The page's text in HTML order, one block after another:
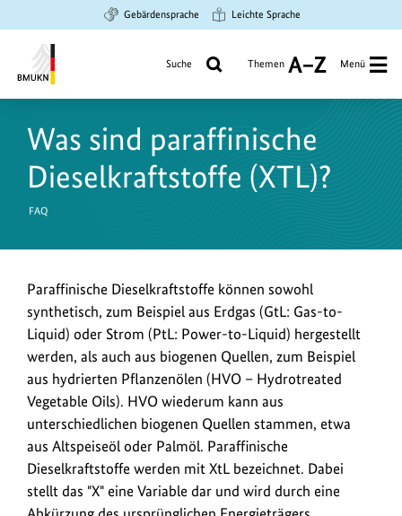
Hauptinhalt
springen
Suche
springen
Hauptnavigation
springen
Gebärdensprache Leichte Sprache
Umwelt,
Naturschutz
Suche Themen
A
Z
Menü
Was sind paraffinische
Dieselkraftstoffe (XTL)?
FAQ
Paraffinische Dieselkraftstoffe können sowohl
synthetisch, zum Beispiel aus Erdgas (GtL: Gas-to-
Liquid) oder Strom (PtL: Power-to-Liquid) hergestellt
werden, als auch aus biogenen Quellen, zum Beispiel
aus hydrierten Pflanzenölen (HVO – Hydrotreated
Vegetable Oils). HVO wiederum kann aus
unterschiedlichen biogenen Quellen stammen, etwa
aus Altspeiseöl oder Palmöl. Paraffinische
Dieselkraftstoffe werden mit XtL bezeichnet. Dabei
stellt das "X" eine Variable dar und wird durch eine